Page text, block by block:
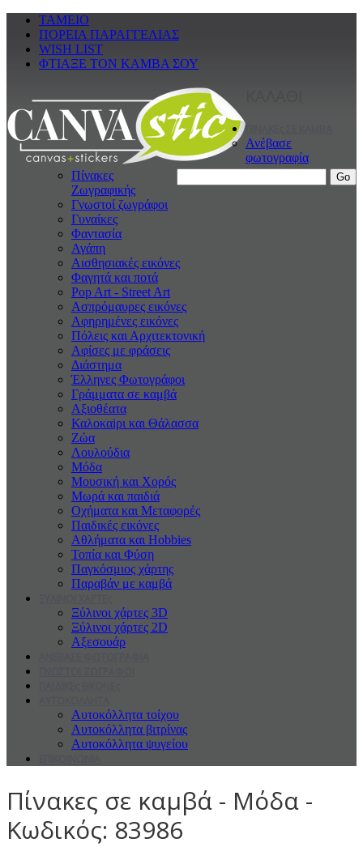
ΤΑΜΕΙΟ
ΠΟΡΕΙΑ ΠΑΡΑΓΓΕΛΙΑΣ
WISH LIST
ΦΤΙΑΞΕ ΤΟΝ ΚΑΜΒΑ ΣΟΥ
Ανέβασε
φωτογραφία
Πίνακες
Ζωγραφικής
Γνωστοί ζωγράφοι
Γυναίκες
Φαντασία
Αγάπη
Αισθησιακές εικόνες
Φαγητά και ποτά
Pop Art - Street Art
Ασπρόμαυρες εικόνες
Αφηρημένες εικόνες
Πόλεις και Αρχιτεκτονική
Αφίσες με φράσεις
Διάστημα
Έλληνες Φωτογράφοι
Γράμματα σε καμβά
Αξιοθέατα
Καλοκαiρι και Θάλασσα
Ζώα
Λουλούδια
Μόδα
Μουσική και Χορός
Μωρά και παιδιά
Οχήματα και Μεταφορές
Παιδικές εικόνες
Αθλήματα και Hobbies
Τοπία και Φύση
Παγκόσμιος χάρτης
Παραβάν με καμβά
Ξύλινοι χάρτες 3D
Ξύλινοι χάρτες 2D
Αξεσουάρ
Αυτοκόλλητα τοίχου
Αυτοκόλλητα βιτρίνας
Αυτοκόλλητα ψυγείου
Πίνακες σε καμβά - Μόδα -
Κωδικός: 83986